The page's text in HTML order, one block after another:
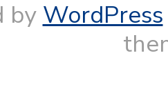
by WordPress